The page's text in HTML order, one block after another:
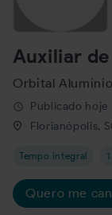
Auxiliar
Orbital Alumínio
schedule
Publicado hoje
Florianópolis,
Tempo integral
Quero me